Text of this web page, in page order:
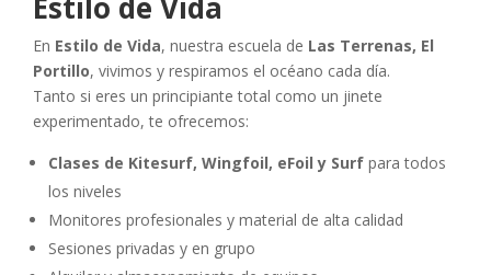
Estilo de Vida
En Estilo de Vida, nuestra escuela de Las Terrenas, El
Portillo, vivimos y respiramos el océano cada día.
Tanto si eres un principiante total como un jinete
experimentado, te ofrecemos:
Clases de Kitesurf, Wingfoil, eFoil y Surf para todos
los niveles
Monitores profesionales y material de alta calidad
Sesiones privadas y en grupo